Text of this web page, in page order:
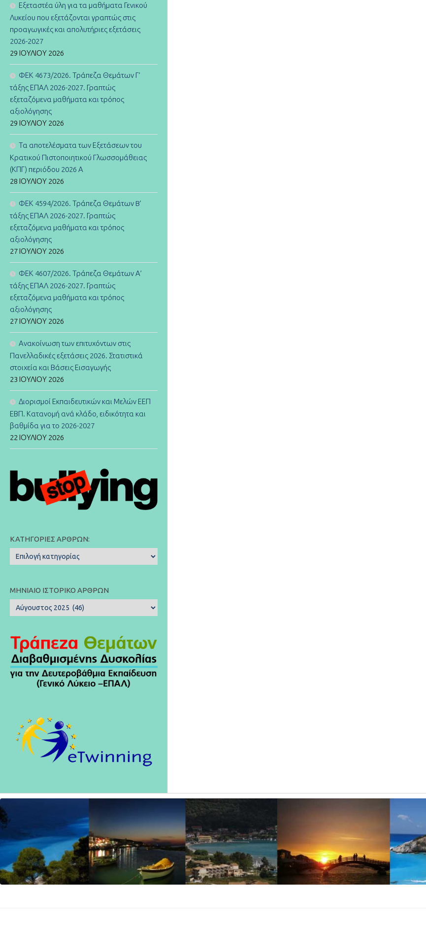
Εξεταστέα ύλη για τα μαθήματα Γενικού
Λυκείου που εξετάζονται γραπτώς στις
προαγωγικές και απολυτήριες εξετάσεις
2026-2027
29 ΙΟΥΛΊΟΥ 2026
ΦΕΚ 4673/2026. Τράπεζα Θεμάτων Γ’
τάξης ΕΠΑΛ 2026-2027. Γραπτώς
εξεταζόμενα μαθήματα και τρόπος
αξιολόγησης
29 ΙΟΥΛΊΟΥ 2026
Τα αποτελέσματα των Εξετάσεων του
Κρατικού Πιστοποιητικού Γλωσσομάθειας
(ΚΠΓ) περιόδου 2026 Α
28 ΙΟΥΛΊΟΥ 2026
ΦΕΚ 4594/2026. Τράπεζα Θεμάτων B’
τάξης ΕΠΑΛ 2026-2027. Γραπτώς
εξεταζόμενα μαθήματα και τρόπος
αξιολόγησης
27 ΙΟΥΛΊΟΥ 2026
ΦΕΚ 4607/2026. Τράπεζα Θεμάτων Α’
τάξης ΕΠΑΛ 2026-2027. Γραπτώς
εξεταζόμενα μαθήματα και τρόπος
αξιολόγησης
27 ΙΟΥΛΊΟΥ 2026
Ανακοίνωση των επιτυχόντων στις
Πανελλαδικές εξετάσεις 2026. Στατιστικά
στοιχεία και Βάσεις Εισαγωγής
23 ΙΟΥΛΊΟΥ 2026
Διορισμοί Εκπαιδευτικών και Μελών ΕΕΠ
ΕΒΠ. Κατανομή ανά κλάδο, ειδικότητα και
βαθμίδα για το 2026-2027
22 ΙΟΥΛΊΟΥ 2026
ΚΑΤΗΓΟΡΊΕΣ ΆΡΘΡΩΝ:
Κατηγορίες
Άρθρων:
ΜΗΝΙΑΊΟ ΙΣΤΟΡΙΚΌ ΆΡΘΡΩΝ
Μηνιαίο
Ιστορικό